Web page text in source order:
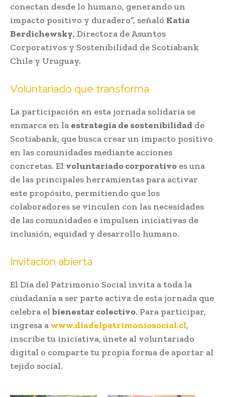
conectan desde lo humano, generando un
impacto positivo y duradero”, señaló Katia
Berdichewsky, Directora de Asuntos
Corporativos y Sostenibilidad de Scotiabank
Chile y Uruguay.
Voluntariado que transforma
La participación en esta jornada solidaria se
enmarca en la estrategia de sostenibilidad de
Scotiabank, que busca crear un impacto positivo
en las comunidades mediante acciones
concretas. El voluntariado corporativo es una
de las principales herramientas para activar
este propósito, permitiendo que los
colaboradores se vinculen con las necesidades
de las comunidades e impulsen iniciativas de
inclusión, equidad y desarrollo humano.
Invitación abierta
El Día del Patrimonio Social invita a toda la
ciudadanía a ser parte activa de esta jornada que
celebra el bienestar colectivo. Para participar,
ingresa a www.diadelpatrimoniosocial.cl,
inscribe tu iniciativa, únete al voluntariado
digital o comparte tu propia forma de aportar al
tejido social.